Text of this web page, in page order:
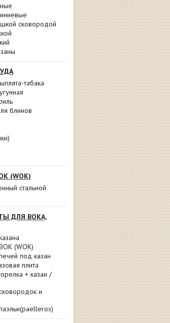
сковородой
табака
блинов
(WOK)
стальной
ДЛЯ ВОКА,
(WOK)
под казан
плита
+ казан /
и